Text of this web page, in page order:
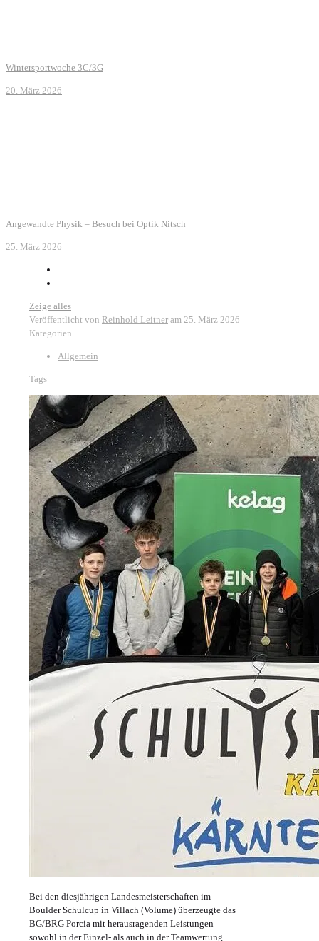
Wintersportwoche 3C/3G
20. März 2026
Angewandte Physik – Besuch bei Optik Nitsch
25. März 2026
Zeige alles
Veröffentlicht von Reinhold Leitner am 25. März 2026
Kategorien
Allgemein
Tags
Bei den diesjährigen Landesmeisterschaften im
Boulder Schulcup in Villach (Volume) überzeugte das
BG/BRG Porcia mit herausragenden Leistungen
sowohl in der Einzel‑ als auch in der Teamwertung.